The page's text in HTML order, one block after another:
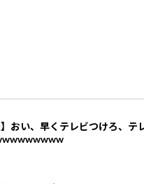
】おい、早くテレビつけろ、テ